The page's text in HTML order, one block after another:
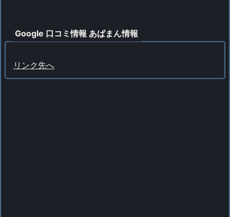
Google 口コミ情報 あぱまん情報
リンク先へ